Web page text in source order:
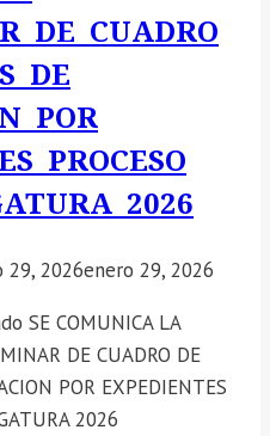
DE CUADRO
DE
POR
PROCESO
2026
29, 2026enero 29, 2026
SE COMUNICA LA
DE CUADRO DE
POR EXPEDIENTES
2026